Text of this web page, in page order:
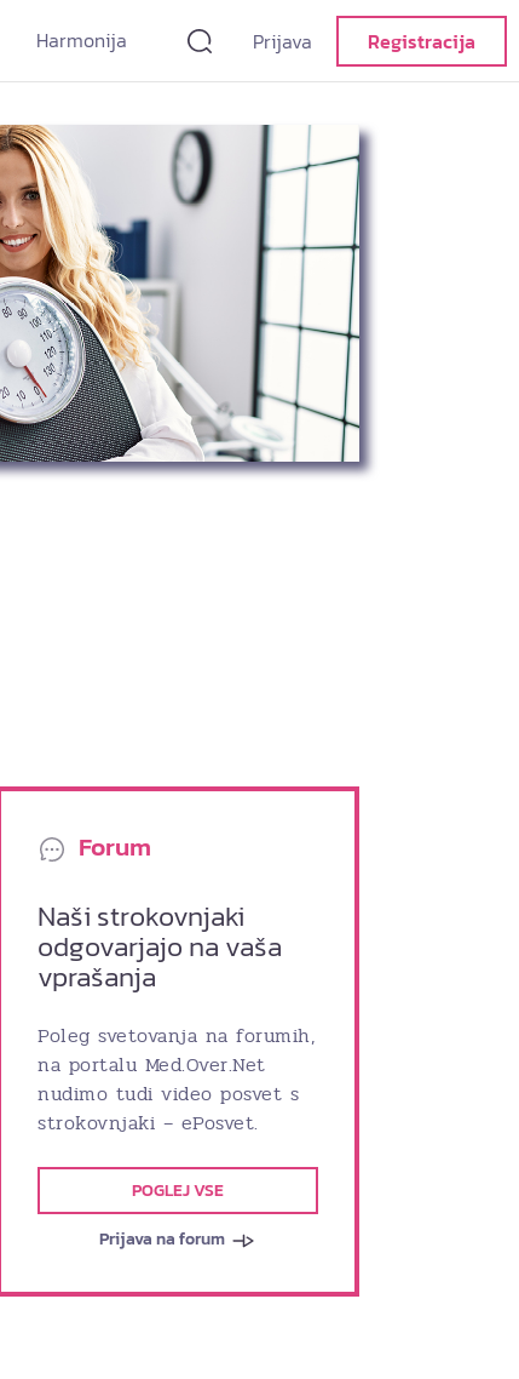
Harmonija Prijava Registracija
Forum
Naši strokovnjaki
odgovarjajo na vaša
vprašanja
Poleg svetovanja na forumih,
na portalu Med.Over.Net
nudimo tudi video posvet s
strokovnjaki – ePosvet.
POGLEJ VSE
Prijava na forum